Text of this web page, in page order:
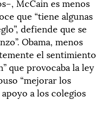
que “tiene algunas
defiende que se
Obama, menos
el sentimiento
que provocaba la ley
“mejorar los
a los colegios